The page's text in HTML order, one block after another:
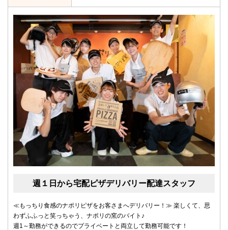
週１日から宅配ピザデリバリー配達スタッフ
≪もっちり食感のナポリピザをお客さまへデリバリー！≫ 楽しくて、思
わずふふっと笑っちゃう、ナポリの窯のバイト♪
週1～勤務ができるのでプライベートと両立して勤務可能です！